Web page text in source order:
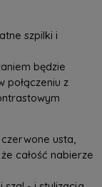
szpilki i
będzie
połączeniu z
usta,
całość nabierze